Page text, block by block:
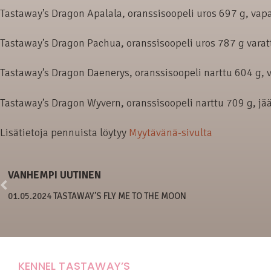
Tastaway’s Dragon Apalala, oranssisoopeli uros 697 g,
Tastaway’s Dragon Pachua, oranssisoopeli uros 787 g
Tastaway’s Dragon Daenerys, oranssisoopeli narttu 604 g,
Tastaway’s Dragon Wyvern, oranssisoopeli narttu 709 g,
Lisätietoja pennuista löytyy Myytävänä-sivulta
VANHEMPI UUTINEN
01.05.2024 TASTAWAY’S FLY ME TO THE MOON
KENNEL TASTAWAY’S